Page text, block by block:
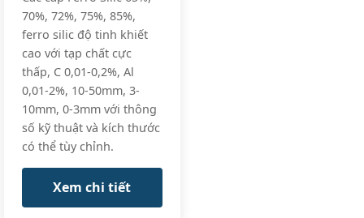
70%, 72%, 75%, 85%,
ferro silic độ tinh khiết
cao với tạp chất cực
thấp, C 0,01-0,2%, Al
0,01-2%, 10-50mm, 3-
10mm, 0-3mm với thông
số kỹ thuật và kích thước
có thể tùy chỉnh.
Xem chi tiết